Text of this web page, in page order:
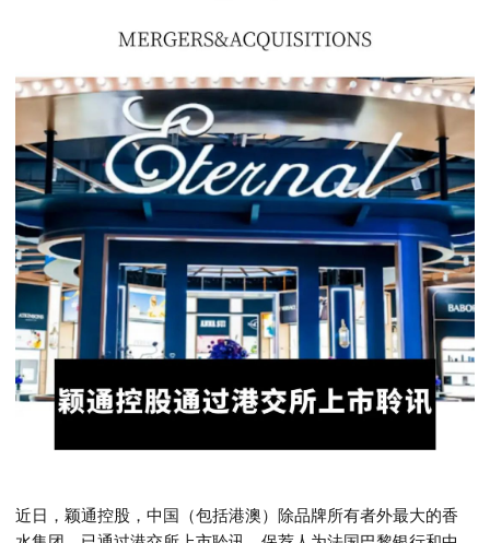
近日，颖通控股，中国（包括港澳）除品牌所有者外最大的香